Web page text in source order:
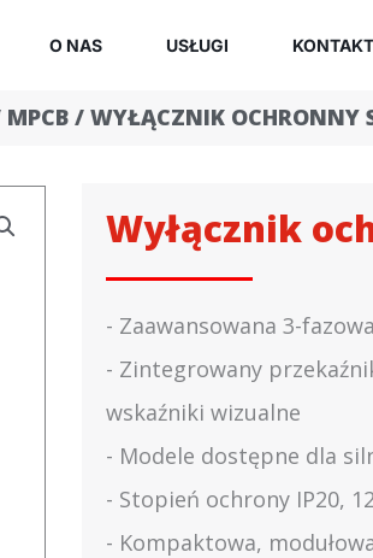
O NAS USŁUGI
MPCB / WYŁĄCZNIK OCHRONNY
Wyłącznik
- Zaawansowana 3-
- Zintegrowany
wskaźniki wizualne
- Modele dostępne dla
- Stopień ochrony IP20,
- Kompaktowa,